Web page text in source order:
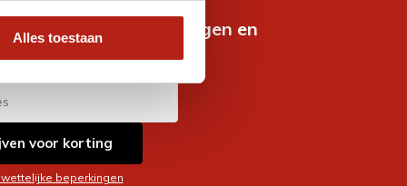
Alles toestaan
nieuwste aanbiedingen en
voor korting
beperkingen